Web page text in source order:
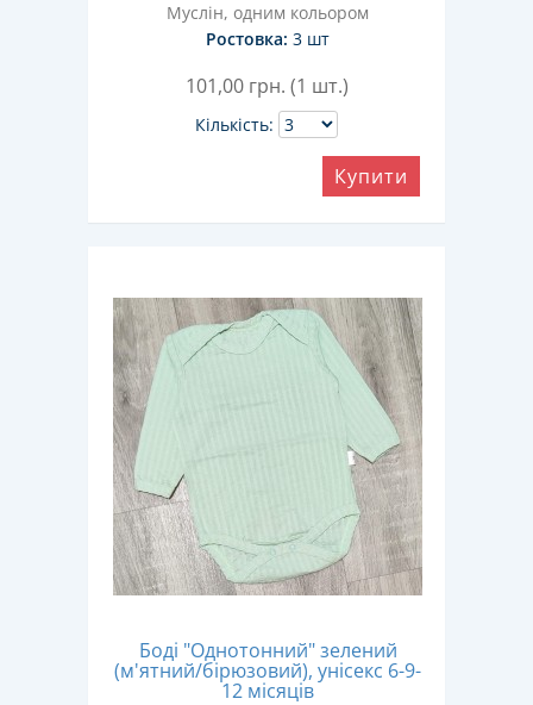
Муслін, одним кольором
Ростовка: 3 шт
101,00 грн. (1 шт.)
Кількість:
Купити
Боді "Однотонний" зелений
(м'ятний/бірюзовий), унісекс 6-9-
12 місяців